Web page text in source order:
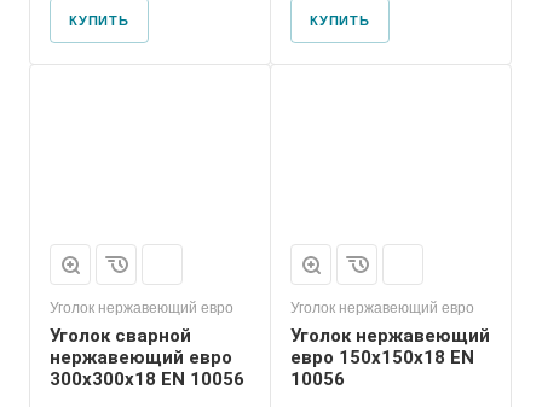
КУПИТЬ КУПИТЬ
Уголок нержавеющий евро
Уголок сварной
нержавеющий евро
300х300х18 EN 10056
Уголок нержавеющий евро
Уголок нержавеющий
евро 150х150х18 EN
10056